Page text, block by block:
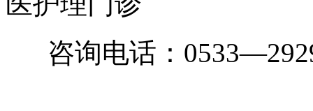
咨询电话：